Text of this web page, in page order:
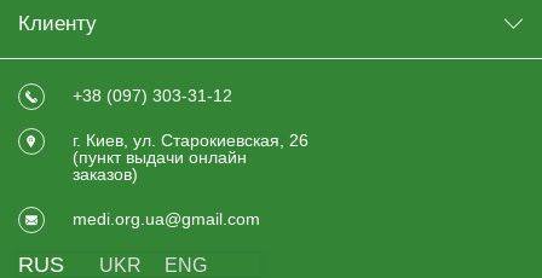
Клиенту
+38 (097) 303-31-12
г. Киев, ул. Старокиевская, 26
(пункт выдачи онлайн
заказов)
medi.org.ua@gmail.com
RUS UKR ENG